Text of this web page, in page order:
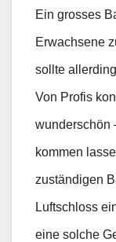
Ein grosses
Erwachsene
sollte
Von Profis
wunderschön
kommen
zuständigen
Luftschloss
eine solche